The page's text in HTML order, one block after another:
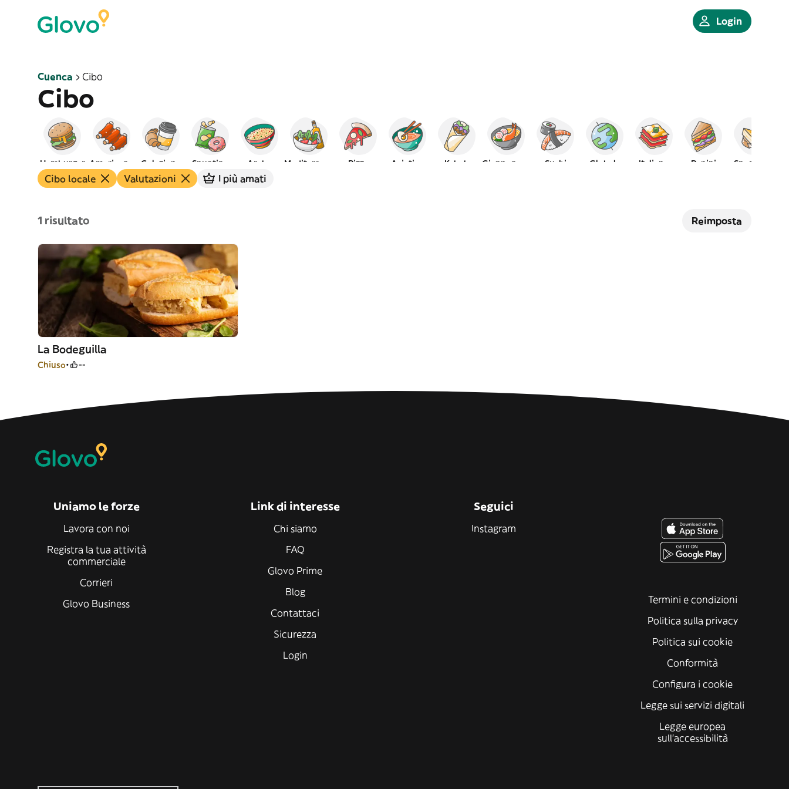
Login
Cuenca Cibo
Cibo
Hamburger Americano Colazione Spuntino Arabo Pizza Asiatico Kebab Giapponese Sushi Globale Italiano Panini Spagnolo
Cibo locale Valutazioni I più amati
1 risultato Reimposta
La Bodeguilla
Chiuso --
Uniamo le forze
Lavora con noi
Registra la tua attività
commerciale
Corrieri
Glovo Business
Link di interesse
Chi siamo
FAQ
Glovo Prime
Blog
Contattaci
Sicurezza
Login
Seguici
Instagram
Termini e condizioni
Politica sulla privacy
Politica sui cookie
Conformità
Configura i cookie
Legge sui servizi digitali
Legge europea
sull'accessibilità